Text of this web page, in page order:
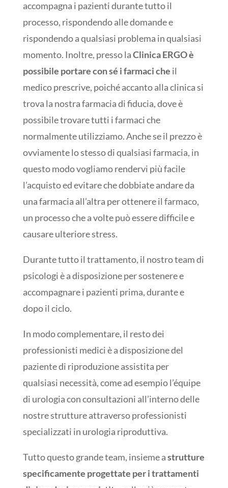
accompagna i pazienti durante tutto il
processo, rispondendo alle domande e
rispondendo a qualsiasi problema in qualsiasi
momento. Inoltre, presso laClinica ERGO è
possibile portare con sé i farmaci che il
medico prescrive, poiché accanto alla clinica si
trova la nostra farmacia di fiducia, dove è
possibile trovare tutti i farmaci che
normalmente utilizziamo. Anche se il prezzo è
ovviamente lo stesso di qualsiasi farmacia, in
questo modo vogliamo rendervi più facile
l’acquisto ed evitare che dobbiate andare da
una farmacia all’altra per ottenere il farmaco,
un processo che a volte può essere difficile e
causare ulteriore stress.
Durante tutto il trattamento, il nostro team di
psicologi è a disposizione per sostenere e
accompagnare i pazienti prima, durante e
dopo il ciclo.
In modo complementare, il resto dei
professionisti medici è a disposizione del
paziente di riproduzione assistita per
qualsiasi necessità, come ad esempio l’équipe
di urologia con consultazioni all’interno delle
nostre strutture attraverso professionisti
specializzati in urologia riproduttiva.
Tutto questo grande team, insieme astrutture
specificamente progettate per i trattamenti